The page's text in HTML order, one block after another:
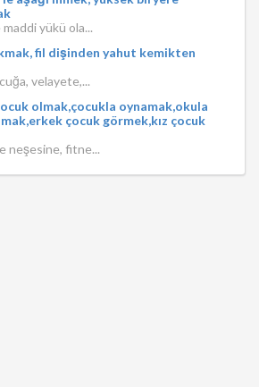
maddi yükü ola...
fil dişinden yahut kemikten
velayete,...
olmak,çocukla oynamak,okula
çocuk görmek,kız çocuk
neşesine, fitne...